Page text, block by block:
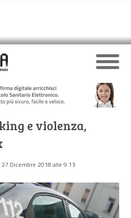
e violenza,
27 Dicembre 2018 alle 9:13